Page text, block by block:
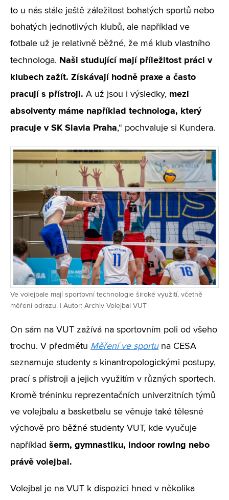
to u nás stále ještě záležitost bohatých sportů nebo
bohatých jednotlivých klubů, ale například ve
fotbale už je relativně běžné, že má klub vlastního
technologa. Naši studující mají příležitost práci v
klubech zažít. Získávají hodně praxe a často
pracují s přístroji. A už jsou i výsledky, mezi
absolventy máme například technologa, který
pracuje v SK Slavia Praha,“ pochvaluje si Kundera.
Ve volejbale mají sportovní technologie široké využití, včetně
měření odrazu. | Autor: Archiv Volejbal VUT
On sám na VUT zažívá na sportovním poli od všeho
trochu. V předmětu Měření ve sportuna CESA
seznamuje studenty s kinantropologickými postupy,
prací s přístroji a jejich využitím v různých sportech.
Kromě tréninku reprezentačních univerzitních týmů
ve volejbalu a basketbalu se věnuje také tělesné
výchově pro běžné studenty VUT, kde vyučuje
například šerm, gymnastiku, indoor rowing nebo
právě volejbal.
Volejbal je na VUT k dispozici hned v několika